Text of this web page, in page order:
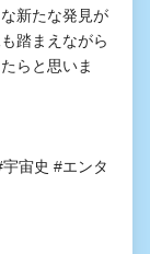
新たな発見が
踏まえながら
らと思いま
宙史 #エンタ